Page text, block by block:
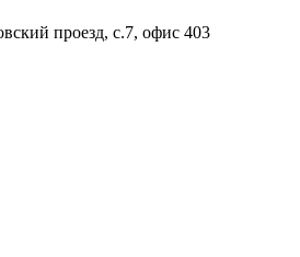
проезд, с.7, офис 403